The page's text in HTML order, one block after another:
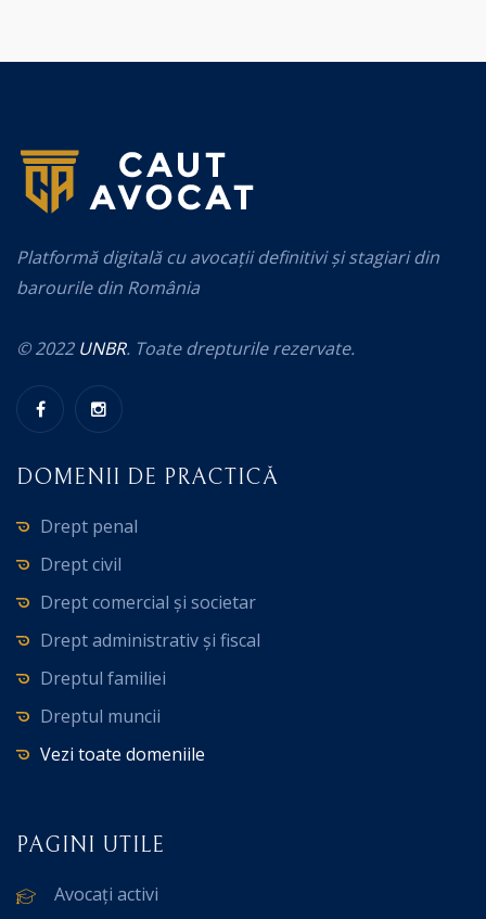
Platformă digitală cu avocații definitivi și stagiari din
barourile din România
© 2022 UNBR. Toate drepturile rezervate.
DOMENII DE PRACTICĂ
Drept penal
Drept civil
Drept comercial și societar
Drept administrativ și fiscal
Dreptul familiei
Dreptul muncii
Vezi toate domeniile
PAGINI UTILE
Avocați activi